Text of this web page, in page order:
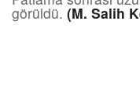
görüldü. (M. Salih